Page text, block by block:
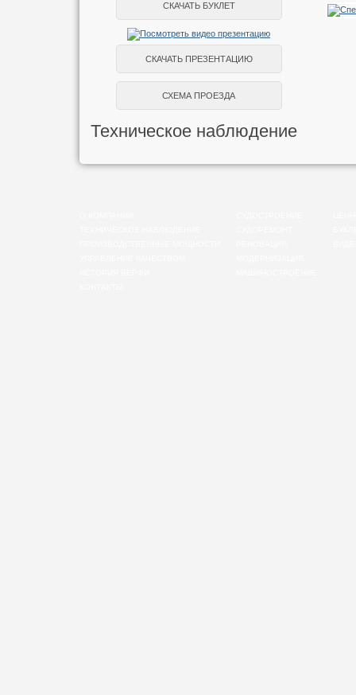
СКАЧАТЬ БУКЛЕТ
СКАЧАТЬ ПРЕЗЕНТАЦИЮ
СХЕМА ПРОЕЗДА
Техническое наблюдение